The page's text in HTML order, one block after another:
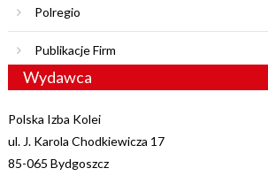
Polregio
Publikacje Firm
Wydawca
Polska Izba Kolei
ul. J. Karola Chodkiewicza 17
85-065 Bydgoszcz